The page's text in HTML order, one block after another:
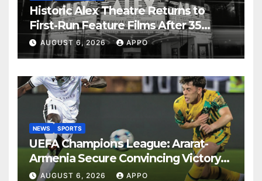
Historic Alex Theatre Returns to
First-Run Feature Films After 35
Years
AUGUST 6, 2026 APPO
NEWS SPORTS
UEFA Champions League: Ararat-
Armenia Secure Convincing Victory
Over Shamrock Rovers 2-0
AUGUST 6, 2026 APPO